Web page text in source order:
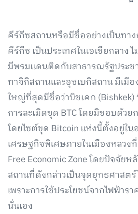
คีร์กีซสถานหรือมีชื่ออย่างเป็นทาง
คีร์กีซ เป็นประเทศในเอเชียกลาง
มีพรมแดนติดกับสาธารณรัฐประ
ทาจิกิสถานและอุซเบกิสถาน มีเมือ
ใหญ่ที่สุดมีชื่อว่าบิชเคก
การละเมิดขุด BTC โดยมิชอบด้ว
โดยไซต์ขุด Bitcoin แห่งนี้ตั้งอยู่ใน
เศรษฐกิจพิเศษภายในเมืองหลวงที่
Free Economic Zone โดยปัจจัยห
สถานที่ดังกล่าวเป็นจุดยุทธศาสต
เพราะการใช้ประโยชน์จากไฟฟ้าร
นั่นเอง